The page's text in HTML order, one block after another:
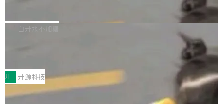
个主 agent 循环，外加一组后台 agent。这些后
库，并将作为transport接入Mooncake TENT。
MPComm将作为一种传输引擎接入Mooncake T
ENT，实现零拷贝传输性能提升30%、非零拷贝
传输性能最高提升5倍。UCL-MPComm底层基
白开水不加糖
型案例入选名单》，深信服“面向企业研发场景的
开源 AI 编程平台 CoStrict 应用”凭借卓越的技术
创新与落地成效成功入选。 全链路私有化部署，
开 开源科技
深信服AI算力网关入选工信部人工智能